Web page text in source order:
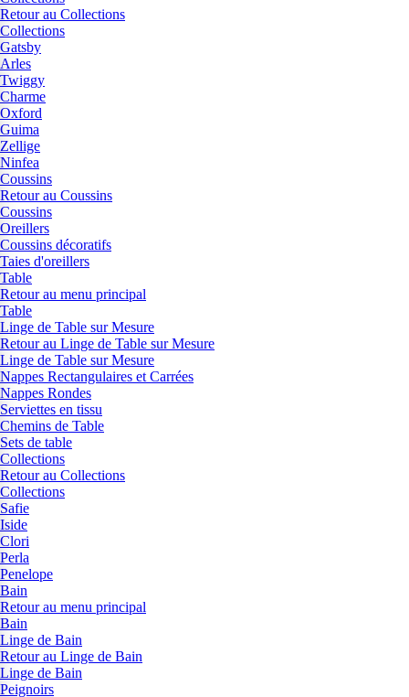
Retour au Collections
Collections
Gatsby
Arles
Twiggy
Charme
Oxford
Guima
Zellige
Ninfea
Coussins
Retour au Coussins
Coussins
Oreillers
Coussins décoratifs
Taies d'oreillers
Table
Retour au menu principal
Table
Linge de Table sur Mesure
Retour au Linge de Table sur Mesure
Linge de Table sur Mesure
Nappes Rectangulaires et Carrées
Nappes Rondes
Serviettes en tissu
Chemins de Table
Sets de table
Collections
Retour au Collections
Collections
Safie
Iside
Clori
Perla
Penelope
Bain
Retour au menu principal
Bain
Linge de Bain
Retour au Linge de Bain
Linge de Bain
Peignoirs